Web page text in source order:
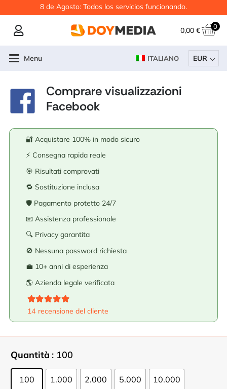
8 de Agosto: Todos los servicios funcionando.
0,00 € 0
Menu ITALIANO EUR
Comprare visualizzazioni
Facebook
🔐 Acquistare 100% in modo sicuro
⚡ Consegna rapida reale
🎯 Risultati comprovati
🔁 Sostituzione inclusa
🛡️ Pagamento protetto 24/7
📧 Assistenza professionale
🔍 Privacy garantita
🚫 Nessuna password richiesta
💼 10+ anni di esperienza
🌎 Azienda legale verificata
Valutato5.00su 5
14 recensione del cliente
Quantità : 100
100 1.000 2.000 5.000 10.000